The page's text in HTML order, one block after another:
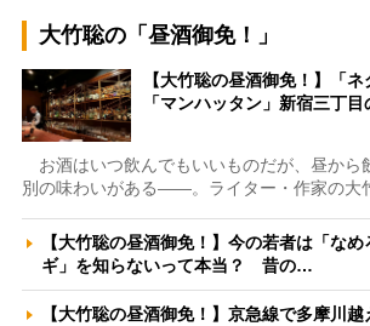
大竹聡の「昼酒御免！」
【大竹聡の昼酒御免！】「ネ
「マンハッタン」新宿三丁
お酒はいつ飲んでもいいものだが、昼から
別の味わいがある――。ライター・作家の大
【大竹聡の昼酒御免！】今の若者は「な
ギ」を知らないって本当？ 昔の…
【大竹聡の昼酒御免！】京急線で多摩川